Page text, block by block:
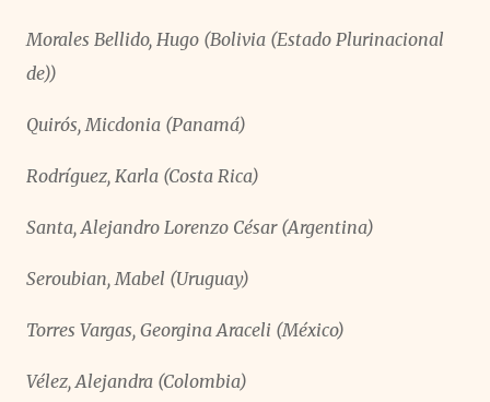
Morales Bellido, Hugo (Bolivia (Estado Plurinacional
de))
Quirós, Micdonia (Panamá)
Rodríguez, Karla (Costa Rica)
Santa, Alejandro Lorenzo César (Argentina)
Seroubian, Mabel (Uruguay)
Torres Vargas, Georgina Araceli (México)
Vélez, Alejandra (Colombia)